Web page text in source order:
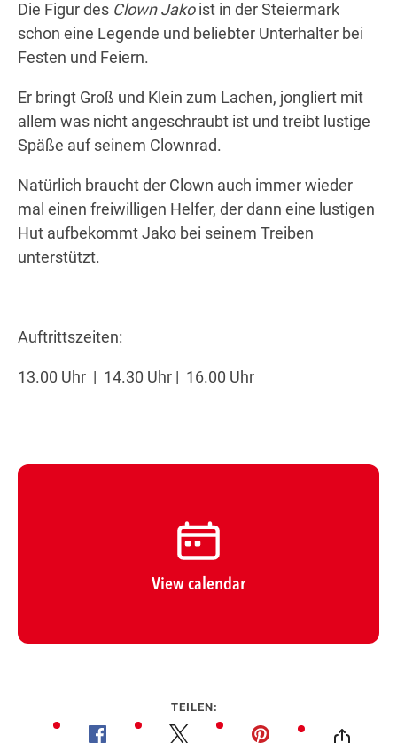
Die Figur des Clown Jakoist in der Steiermark
schon eine Legende und beliebter Unterhalter bei
Festen und Feiern.
Er bringt Groß und Klein zum Lachen, jongliert mit
allem was nicht angeschraubt ist und treibt lustige
Späße auf seinem Clownrad.
Natürlich braucht der Clown auch immer wieder
mal einen freiwilligen Helfer, der dann eine lustigen
Hut aufbekommt Jako bei seinem Treiben
unterstützt.
Auftrittszeiten:
13.00 Uhr | 14.30 Uhr | 16.00 Uhr
View calendar
statt statt statt
finden Veranstaltungen statt
Tag finden Veranstaltungen statt
statt statt statt
finden Veranstaltungen statt
Tag finden Veranstaltungen statt
TEILEN: